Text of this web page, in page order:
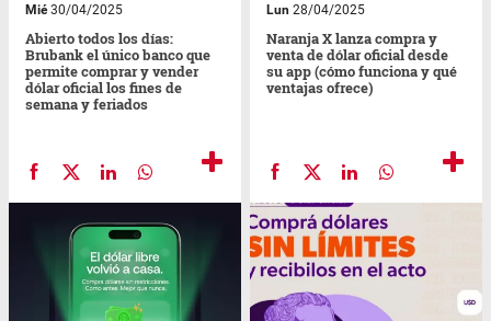
Mié30/04/2025
Abierto todos los días:
Brubank el único banco que
permite comprar y vender
dólar oficial los fines de
semana y feriados
Lun 28/04/2025
Naranja X lanza compra y
venta de dólar oficial desde
su app (cómo funciona y qué
ventajas ofrece)